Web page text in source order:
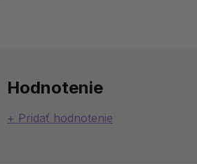
Hodnotenie
Pridať hodnotenie